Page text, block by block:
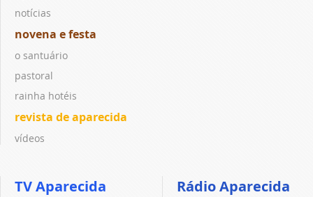
notícias
novena e festa
o santuário
pastoral
rainha hotéis
revista de aparecida
vídeos
TV Aparecida Rádio Aparecida